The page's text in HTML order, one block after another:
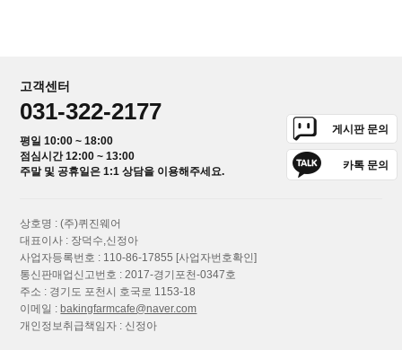
고객센터
031-322-2177
평일 10:00 ~ 18:00
점심시간 12:00 ~ 13:00
주말 및 공휴일은 1:1 상담을 이용해주세요.
게시판 문의
카톡 문의
상호명 : (주)퀴진웨어
대표이사 : 장덕수,신정아
사업자등록번호 : 110-86-17855 [사업자번호확인]
통신판매업신고번호 : 2017-경기포천-0347호
주소 : 경기도 포천시 호국로 1153-18
이메일 : bakingfarmcafe@naver.com
개인정보취급책임자 : 신정아